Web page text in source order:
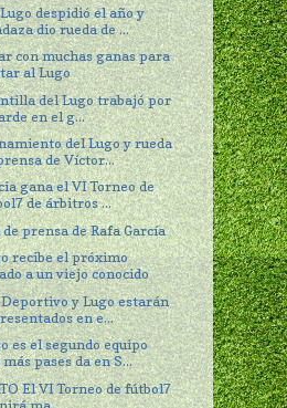
despidió el año y
dio rueda de ...
con muchas ganas para
al Lugo
del Lugo trabajó por
en el g...
del Lugo y rueda
de Víctor...
gana el VI Torneo de
de árbitros ...
de prensa de Rafa García
recibe el próximo
a un viejo conocido
Deportivo y Lugo estarán
en e...
es el segundo equipo
más pases da en S...
El VI Torneo de fútbol7